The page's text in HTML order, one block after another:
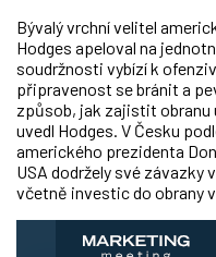
Bývalý vrchní velitel
Hodges apeloval na
soudržnosti vybízí k
připravenost se bránit a
způsob, jak zajistit obranu
uvedl Hodges. V Česku
amerického prezidenta
USA dodržely své závazky
včetně investic do obrany